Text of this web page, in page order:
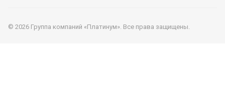
© 2026 Группа компаний «Платинум». Все права защищены.